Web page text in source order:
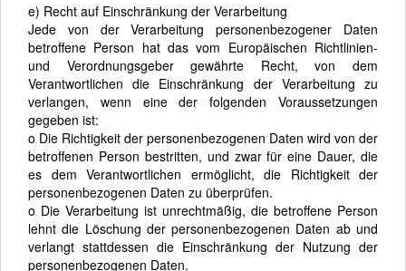
e) Recht auf Einschränkung der Verarbeitung
Jede von der Verarbeitung personenbezogener Daten
betroffene Person hat das vom Europäischen Richtlinien-
und Verordnungsgeber gewährte Recht, von dem
Verantwortlichen die Einschränkung der Verarbeitung zu
verlangen, wenn eine der folgenden Voraussetzungen
gegeben ist:
o Die Richtigkeit der personenbezogenen Daten wird von der
betroffenen Person bestritten, und zwar für eine Dauer, die
es dem Verantwortlichen ermöglicht, die Richtigkeit der
personenbezogenen Daten zu überprüfen.
o Die Verarbeitung ist unrechtmäßig, die betroffene Person
lehnt die Löschung der personenbezogenen Daten ab und
verlangt stattdessen die Einschränkung der Nutzung der
personenbezogenen Daten.